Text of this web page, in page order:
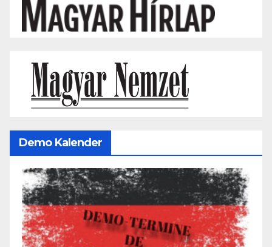
Demo Kalender